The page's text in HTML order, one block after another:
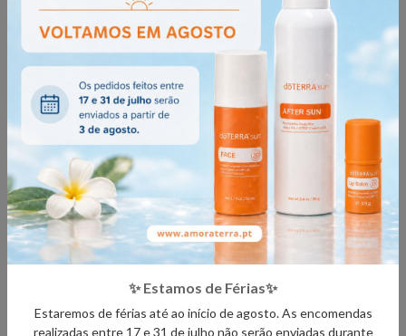
- Ter atenção à aplicação em peles sensíveis.
- Manter fora do alcance das crianças.
- Se está grávida, a amamentar ou sob cuidados médicos, consulte o
seu profissional de saúde.
- Evite o contacto com os olhos, interior dos ouvidos e áreas sensíveis.
*Este produto não se destina a diagnosticar, tratar, curar ou prevenir
qualquer doença.
DETALHES
✨ Estamos de Férias✨
Estaremos de férias até ao início de agosto. As encomendas
realizadas entre 17 e 31 de julho não serão enviadas durante